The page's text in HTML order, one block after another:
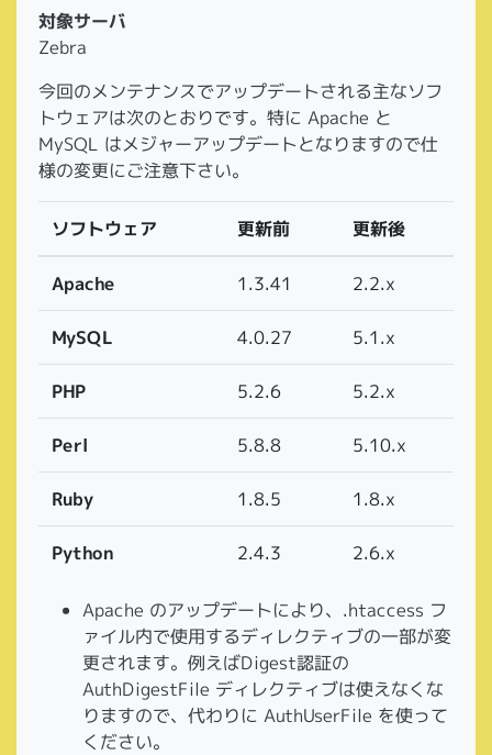
対象サーバ
Zebra
今回のメンテナンスでアップデートされる主なソフ
トウェアは次のとおりです。特に Apache と
MySQL はメジャーアップデートとなりますので仕
様の変更にご注意下さい。
ソフトウェア 更新前 更新後
Apache 1.3.41 2.2.x
MySQL 4.0.27 5.1.x
PHP 5.2.6 5.2.x
Perl 5.8.8 5.10.x
Ruby 1.8.5 1.8.x
Python 2.4.3 2.6.x
Apache のアップデートにより、.htaccess フ
ァイル内で使用するディレクティブの一部が変
更されます。例えばDigest認証の
AuthDigestFile ディレクティブは使えなくな
りますので、代わりに AuthUserFile を使って
ください。